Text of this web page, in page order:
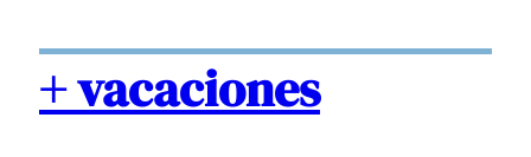
+ vacaciones